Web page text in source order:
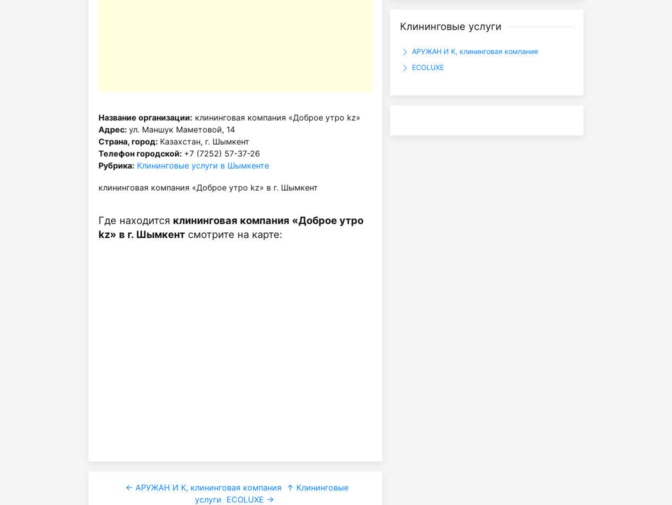
Название организации: клининговая компания «Доброе утро kz»
Адрес: ул. Маншук Маметовой, 14
Страна, город: Казахстан, г. Шымкент
Телефон городской: +7 (7252) 57-37-26
Рубрика: Клининговые услуги в Шымкенте
клининговая компания «Доброе утро kz» в г. Шымкент
Где находится клининговая компания «Доброе утро
kz» в г. Шымкент смотрите на карте:
← АРУЖАН И К, клининговая компания
↑ Клининговые
услуги ECOLUXE →
Клининговые услуги
АРУЖАН И К, клининговая компания
ECOLUXE